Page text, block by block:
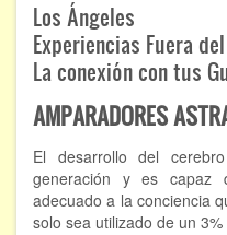
Runas
Tarot
Viaje astral
EVENTOS
FORMACIÓN
Los Ángeles
Experiencias Fuera
La conexión con tus
AMPARADORES
El desarrollo del
generación y es capaz
adecuado a la conciencia
solo sea utilizado de un